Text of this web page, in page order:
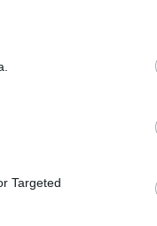
Targetedέληξαν
,
κανονικής